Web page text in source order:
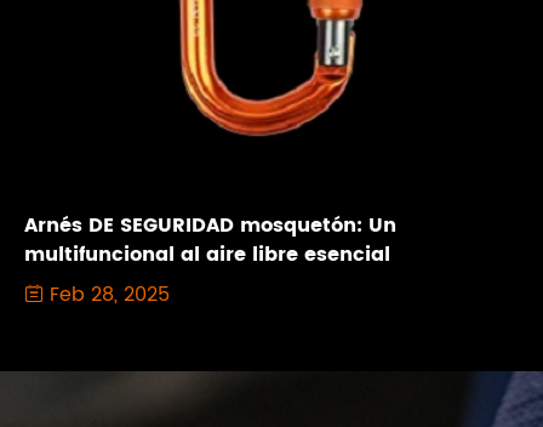
Arnés DE SEGURIDAD mosquetón: Un
multifuncional al aire libre esencial
 Feb 28, 2025